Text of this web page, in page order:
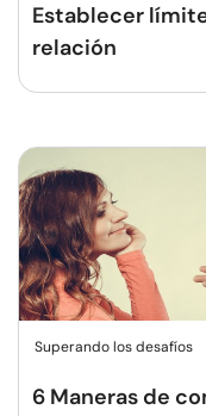
Establecer
relación
Superando los desafíos
6 Maneras de